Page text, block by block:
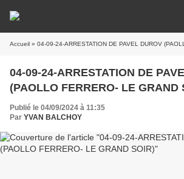
Accueil » 04-09-24-ARRESTATION DE PAVEL DUROV (PAOLLO
04-09-24-ARRESTATION DE
(PAOLLO FERRERO- LE GRAND
Publié le 04/09/2024 à 11:35
Par YVAN BALCHOY